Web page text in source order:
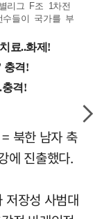
리그 F조 1차전
들이 국가를 부
북한 남자 축
에 진출했다.
저장성 사범대